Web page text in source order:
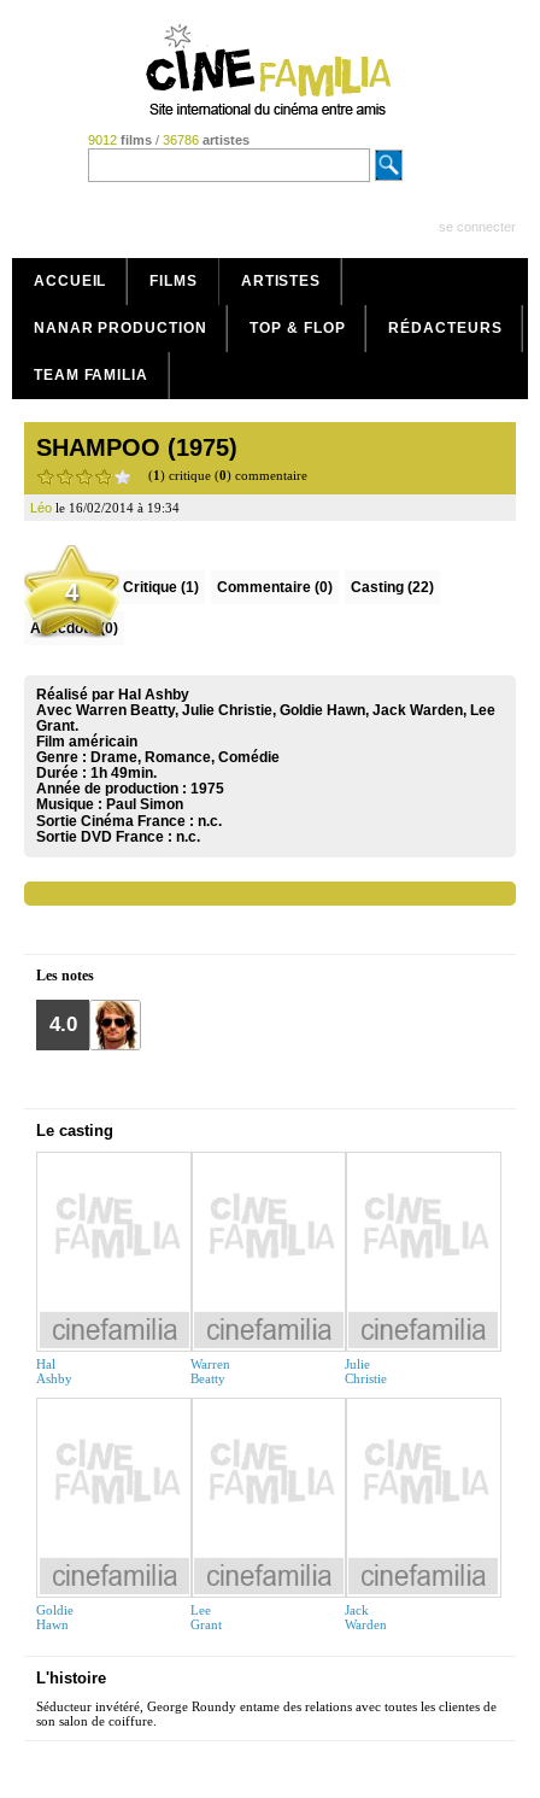
9012 films/ 36786 artistes
se connecter
ACCUEIL FILMS ARTISTES
NANAR PRODUCTION TOP & FLOP RÉDACTEURS
TEAM FAMILIA
SHAMPOO (1975)
(1) critique (0) commentaire
Léo le 16/02/2014 à 19:34
4
L'essentiel Critique (1) Commentaire (0) Casting (22)
Anecdote (0)
Réalisé par Hal Ashby
Avec Warren Beatty, Julie Christie, Goldie Hawn, Jack Warden, Lee
Grant.
Film américain
Genre : Drame, Romance, Comédie
Durée : 1h 49min.
Année de production : 1975
Musique : Paul Simon
Sortie Cinéma France : n.c.
Sortie DVD France : n.c.
Les notes
4.0
Le casting
Hal
Ashby
Warren
Beatty
Julie
Christie
Goldie
Hawn
Lee
Grant
Jack
Warden
L'histoire
Séducteur invétéré, George Roundy entame des relations avec toutes les clientes de
son salon de coiffure.